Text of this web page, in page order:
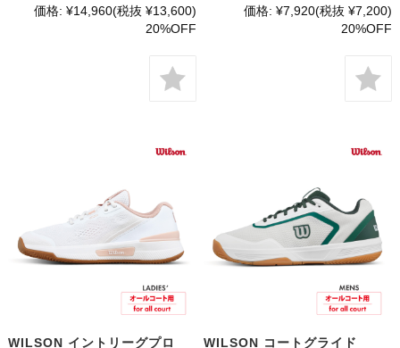
価格: ¥14,960(税抜 ¥13,600)
20%OFF
価格: ¥7,920(税抜 ¥7,200)
20%OFF
WILSON イントリーグプロ
WILSON コートグライド